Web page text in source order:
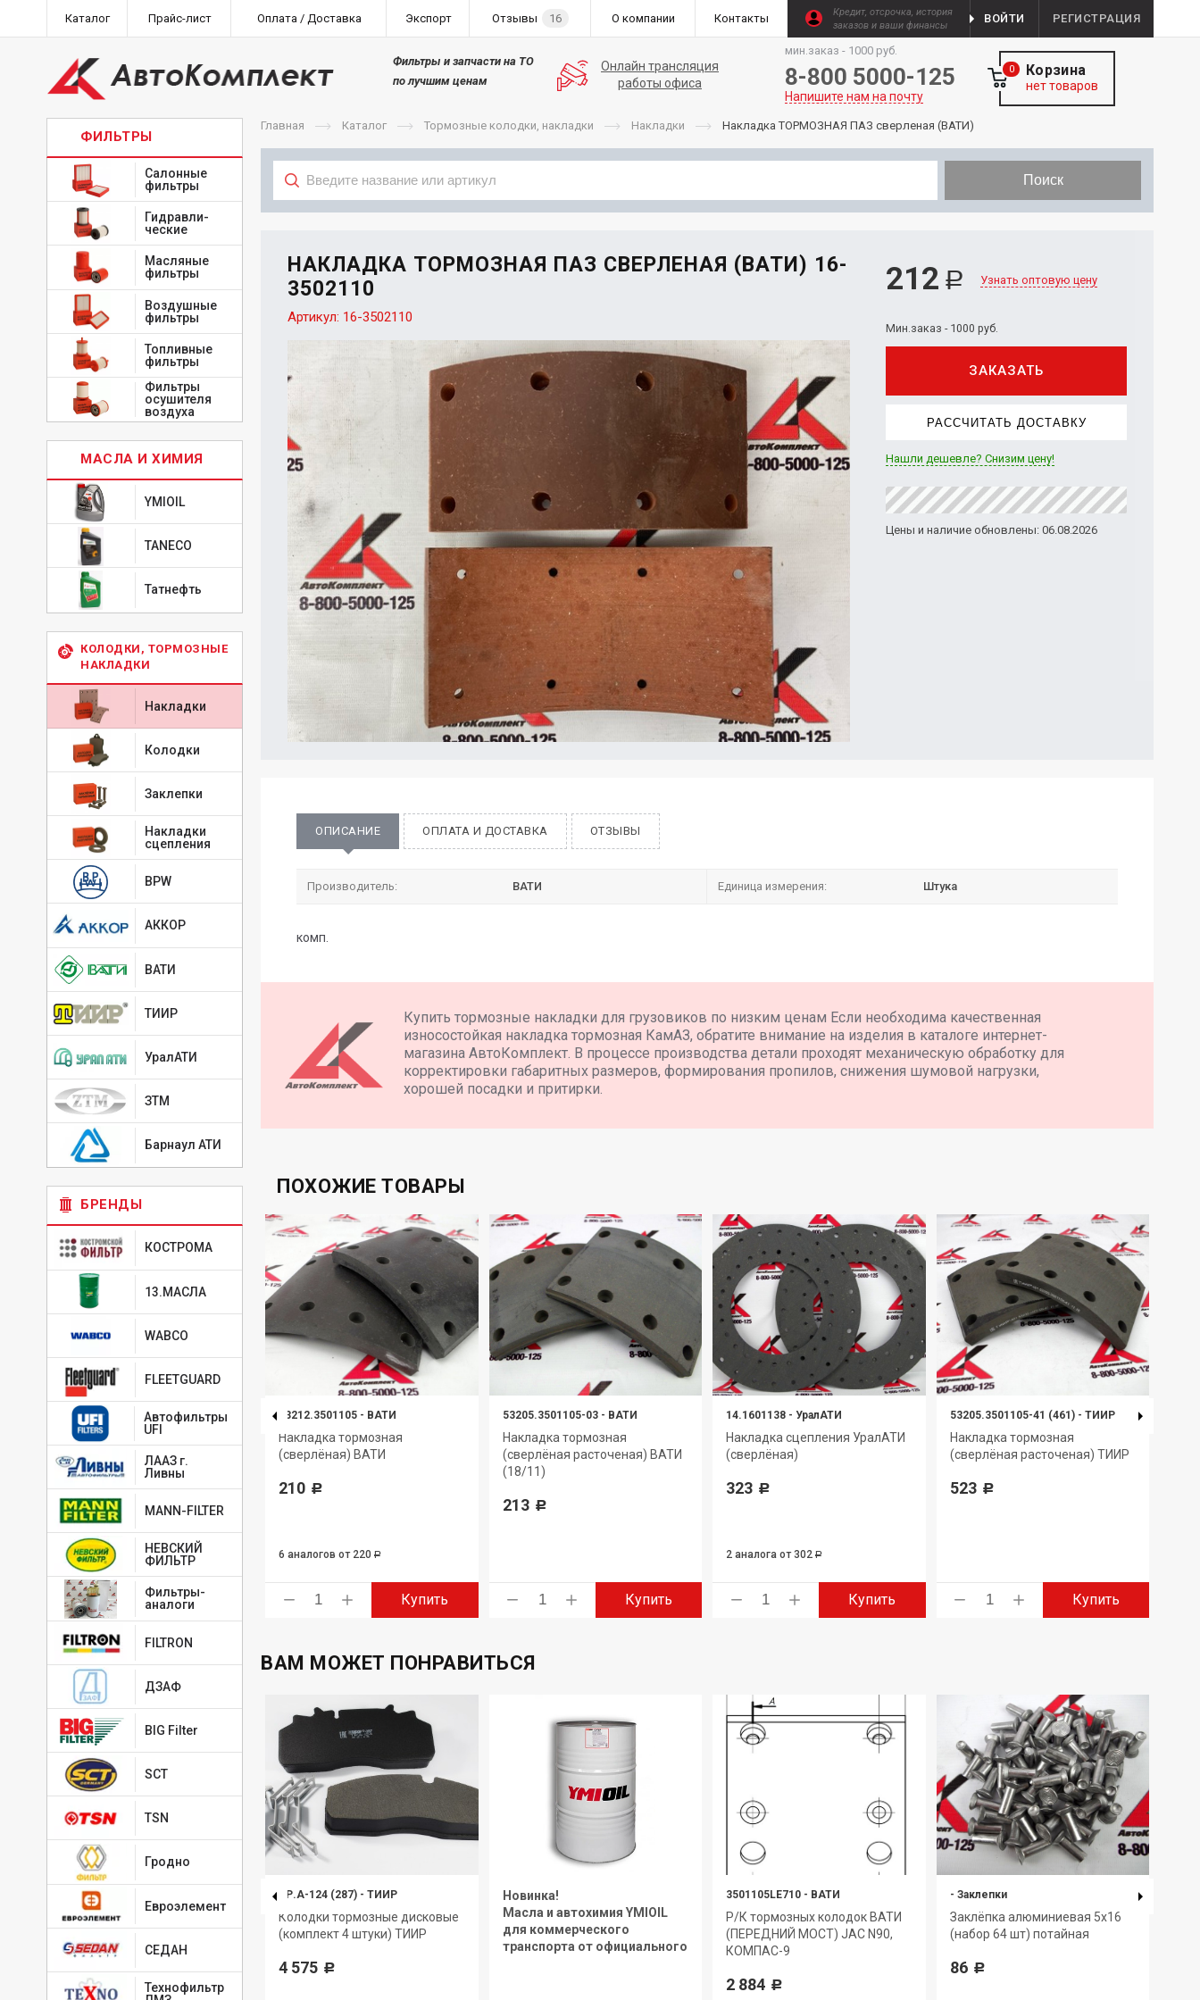
Каталог Прайс-лист Оплата / Доставка Экспорт Отзывы 16 О компании Контакты
Кредит, отсрочка, история
заказов и ваши финансы
ВОЙТИ РЕГИСТРАЦИЯ
Фильтры и запчасти на ТО
по лучшим ценам
Онлайн трансляция
работы офиса
мин.заказ - 1000 руб.
8-800 5000-125
Напишите нам на почту
Корзина
0
нет товаров
ФИЛЬТРЫ
Салонные
фильтры
Гидравли-
ческие
Масляные
фильтры
Воздушные
фильтры
Топливные
фильтры
Фильтры
осушителя
воздуха
МАСЛА И ХИМИЯ
YMIOIL
TANECO
Татнефть
КОЛОДКИ, ТОРМОЗНЫЕ
НАКЛАДКИ
Накладки
Колодки
Заклепки
Накладки
сцепления
BPW
АККОР
ВАТИ
ТИИР
УралАТИ
ЗТМ
Барнаул АТИ
БРЕНДЫ
КОСТРОМА
13.МАСЛА
WABCO
FLEETGUARD
Автофильтры
UFI
ЛААЗ г.
Ливны
MANN-FILTER
НЕВСКИЙ
ФИЛЬТР
Фильтры-
аналоги
FILTRON
ДЗАФ
BIG Filter
SCT
TSN
Гродно
Евроэлемент
СЕДАН
Технофильтр
Главная Каталог Тормозные колодки, накладки Накладки Накладка ТОРМОЗНАЯ ПАЗ сверленая (ВАТИ)
Поиск
НАКЛАДКА ТОРМОЗНАЯ ПАЗ СВЕРЛЕНАЯ (ВАТИ) 16-
3502110
Артикул: 16-3502110
212 Р Узнать оптовую цену
Мин.заказ - 1000 руб.
ЗАКАЗАТЬ
РАССЧИТАТЬ ДОСТАВКУ
Нашли дешевле? Снизим цену!
Цены и наличие обновлены: 06.08.2026
ОПИСАНИЕ ОПЛАТА И ДОСТАВКА ОТЗЫВЫ
Производитель: ВАТИ Единица измерения: Штука
комп.
Купить тормозные накладки для грузовиков по низким ценам Если необходима качественная
износостойкая накладка тормозная КамАЗ, обратите внимание на изделия в каталоге интернет-
магазина АвтоКомплект. В процессе производства детали проходят механическую обработку для
корректировки габаритных размеров, формирования пропилов, снижения шумовой нагрузки,
хорошей посадки и притирки.
ПОХОЖИЕ ТОВАРЫ
53205.3501105-51 (461) - ТИИР
Накладка тормозная
(сверлёная расточеная) ТИИР
укороченная
489 Р
Купить
53212.3501105 - ВАТИ
Накладка тормозная
(сверлёная) ВАТИ
210 Р
6 аналогов от 220 Р
Купить
53205.3501105-03 - ВАТИ
Накладка тормозная
(сверлёная расточеная) ВАТИ
(18/11)
213 Р
Купить
14.1601138 - УралАТИ
Накладка сцепления УралАТИ
(сверлёная)
323 Р
2 аналога от 302 Р
Купить
53205.3501105-41 (461) - ТИИР
Накладка тормозная
(сверлёная расточеная) ТИИР
523 Р
Купить
ВАМ МОЖЕТ ПОНРАВИТЬСЯ
53001.3502105
Р/К тормозных колодок АККОР
2 677 Р
ТР.А-124 (287) - ТИИР
Колодки тормозные дисковые
(комплект 4 штуки) ТИИР
4 575 Р
Новинка!
Масла и автохимия YMIOIL
для коммерческого
транспорта от официального
3501105LE710 - ВАТИ
Р/К тормозных колодок ВАТИ
(ПЕРЕДНИЙ МОСТ) JAC N90,
КОМПАС-9
2 884 Р
- Заклепки
Заклёпка алюминиевая 5х16
(набор 64 шт) потайная
86 Р